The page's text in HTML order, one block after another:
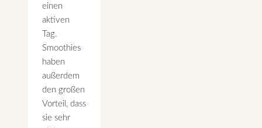
einen
aktiven
Tag.
Smoothies
haben
außerdem
den großen
Vorteil, dass
sie sehr